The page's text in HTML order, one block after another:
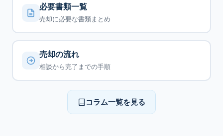
必要書類一覧
売却に必要な書類まとめ
売却の流れ
相談から完了までの手順
コラム一覧を見る